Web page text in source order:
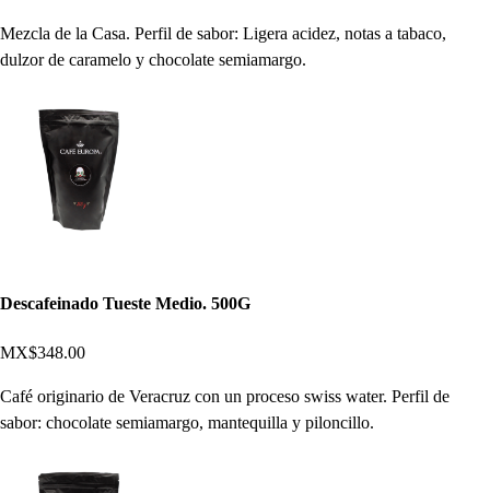
Mezcla de la Casa. Perfil de sabor: Ligera acidez, notas a tabaco,
dulzor de caramelo y chocolate semiamargo.
Descafeinado Tueste Medio. 500G
MX$348.00
Café originario de Veracruz con un proceso swiss water. Perfil de
sabor: chocolate semiamargo, mantequilla y piloncillo.